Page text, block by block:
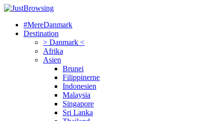
#MereDanmark
Destination
> Danmark <
Afrika
Asien
Brunei
Filippinerne
Indonesien
Malaysia
Singapore
Sri Lanka